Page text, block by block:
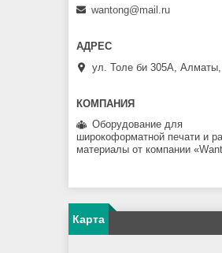
wantong@mail.ru
ул. Толе би 305А, Алматы,
Оборудование для
широкоформатной печати и
материалы от компании
Карта